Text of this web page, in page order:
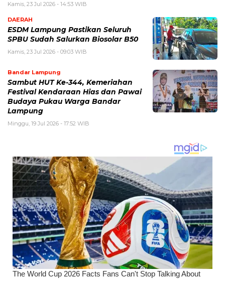
Kamis, 23 Jul 2026 - 14:53 WIB
DAERAH
ESDM Lampung Pastikan Seluruh
SPBU Sudah Salurkan Biosolar B50
Kamis, 23 Jul 2026 - 09:03 WIB
Bandar Lampung
Sambut HUT Ke-344, Kemeriahan
Festival Kendaraan Hias dan Pawai
Budaya Pukau Warga Bandar
Lampung
Minggu, 19 Jul 2026 - 17:52 WIB